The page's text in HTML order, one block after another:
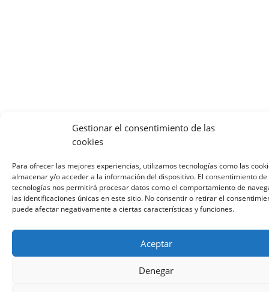
Gestionar el consentimiento de las
cookies
Para ofrecer las mejores experiencias, utilizamos tecnologías como las
almacenar y/o acceder a la información del dispositivo. El consentimiento de
tecnologías nos permitirá procesar datos como el comportamiento de
las identificaciones únicas en este sitio. No consentir o retirar el
puede afectar negativamente a ciertas características y funciones.
Aceptar
Denegar